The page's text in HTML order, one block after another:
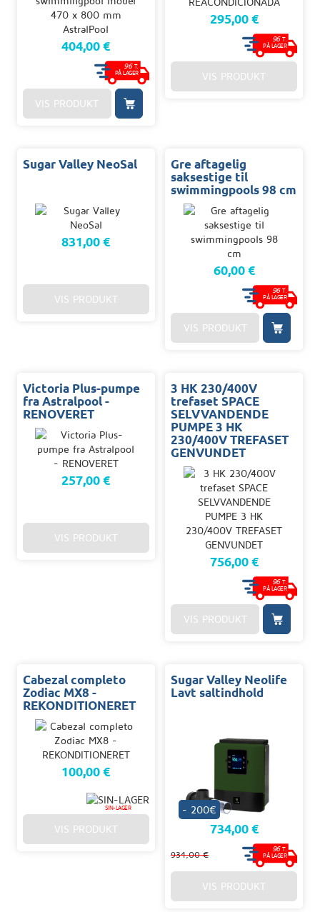
404,00 €
96 T.
PÅ LAGER
VIS PRODUKT
295,00 €
96T.
PÅ LAGER
VIS PRODUKT
Sugar Valley NeoSal
831,00 €
VIS PRODUKT
Gre aftagelig
saksestige til
swimmingpools 98 cm
60,00 €
96T.
PÅ LAGER
VIS PRODUKT
Victoria Plus-pumpe
fra Astralpool -
RENOVERET
257,00 €
VIS PRODUKT
3 HK 230/400V
trefaset SPACE
SELVVANDENDE
PUMPE 3 HK
230/400V TREFASET
GENVUNDET
756,00 €
96T.
PÅ LAGER
VIS PRODUKT
Cabezal completo
Zodiac MX8 -
REKONDITIONERET
100,00 €
SIN-LAGER
VIS PRODUKT
Sugar Valley Neolife
Lavt saltindhold
- 200€
734,00 €
934,00 €
96T.
PÅ LAGER
VIS PRODUKT